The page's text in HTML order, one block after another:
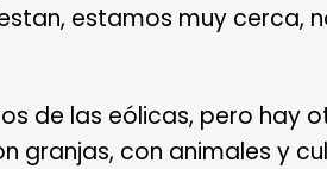
estamos muy cerca,
de las eólicas, pero hay
granjas, con animales y